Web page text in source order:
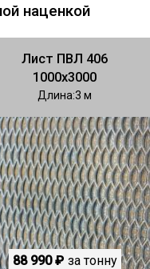
наценкой
Лист ПВЛ 406
1000х3000
Длина 3
88 990 ₽ за тонну